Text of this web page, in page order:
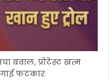
बवाल, प्रोटेस्ट खत्म
फटकार